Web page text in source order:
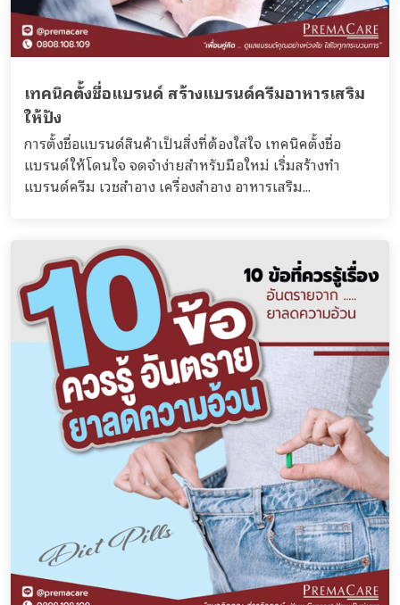
เทคนิคตั้งชื่อแบรนด์ สร้างแบรนด์ครีมอาหารเสริม
ให้ปัง
การตั้งชื่อแบรนด์สินค้าเป็นสิ่งที่ต้องใส่ใจ เทคนิคตั้งชื่อ
แบรนด์ให้โดนใจ จดจำง่ายสำหรับมือใหม่ เริ่มสร้างทำ
แบรนด์ครีม เวชสำอาง เครื่องสำอาง อาหารเสริม...